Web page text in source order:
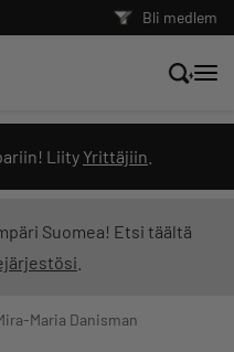
Bli medlem
Liity Yrittäjiin
Suomea! Etsi täältä
Maria Danisman